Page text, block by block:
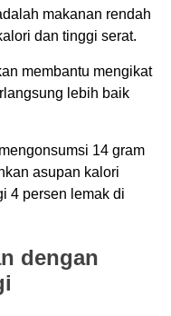
makanan rendah
dan tinggi serat.
membantu mengikat
lebih baik
14 gram
asupan kalori
4 persen lemak di
dengan